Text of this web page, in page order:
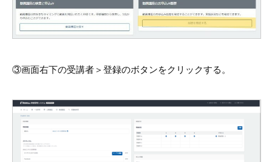
③画面右下の受講者＞登録のボタンをクリックする。